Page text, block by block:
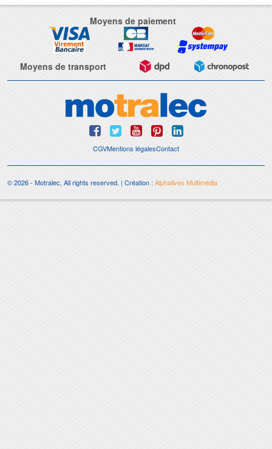
Moyens de paiement
Moyens de transport
CGVMentions légalesContact
© 2026 - Motralec, All rights reserved. | Création :Alphalives Multimédia